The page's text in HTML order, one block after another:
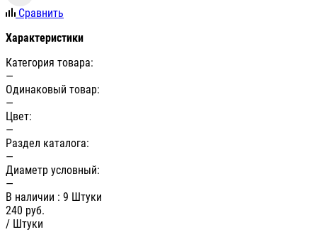
Сравнить
Характеристики
Категория товара:
—
Одинаковый товар:
—
Цвет:
—
Раздел каталога:
—
Диаметр условный:
—
В наличии : 9 Штуки
240 руб.
/ Штуки